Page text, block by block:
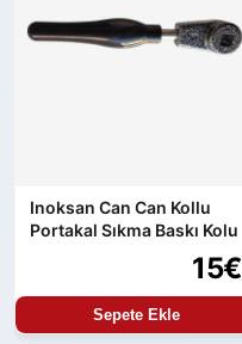
Inoksan Can Can Kollu
Portakal Sıkma Baskı Kolu
15€
Sepete Ekle